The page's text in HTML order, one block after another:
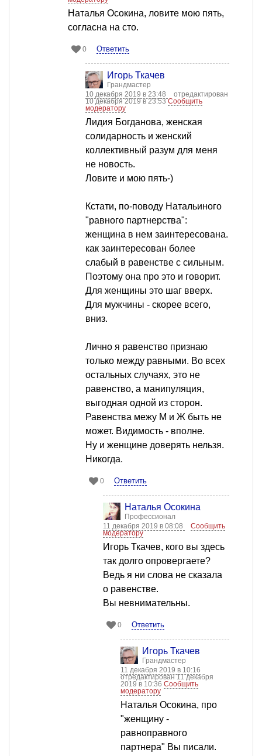
Наталья Осокина, ловите мою пять,
согласна на сто.
0 Ответить
Игорь Ткачев
Грандмастер
10 декабря 2019 в 23:48
отредактирован
10 декабря 2019 в 23:53Сообщить
модератору
Лидия Богданова, женская
солидарность и женский
коллективный разум для меня
не новость.
Ловите и мою пять-)
Кстати, по-поводу Натальиного
"равного партнерства":
женщина в нем заинтересована.
как заинтересован более
слабый в равенстве с сильным.
Поэтому она про это и говорит.
Для женщины это шаг вверх.
Для мужчины - скорее всего,
вниз.
Лично я равенство признаю
только между равными. Во всех
остальных случаях, это не
равенство, а манипуляция,
выгодная одной из сторон.
Равенства межу М и Ж быть не
может. Видимость - вполне.
Ну и женщине доверять нельзя.
Никогда.
0 Ответить
Наталья Осокина
Профессионал
11 декабря 2019 в 08:08
Сообщить
модератору
Игорь Ткачев, кого вы здесь
так долго опровергаете?
Ведь я ни слова не сказала
о равенстве.
Вы невнимательны.
0 Ответить
Игорь Ткачев
Грандмастер
11 декабря 2019 в 10:16
отредактирован 11 декабря
2019 в 10:36 Сообщить
модератору
Наталья Осокина, про
"женщину -
равноправного
партнера" Вы писали.